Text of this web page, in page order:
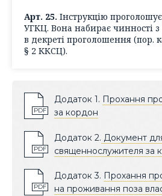
Арт. 25. Інструкцію
УГКЦ. Вона набирає чинності
в декреті проголошення (пор.
§ 2 ККСЦ).
PDF
Додаток 1. Прохання
за кордон
PDF
Додаток 2. Документ
священнослужителя за
PDF
Додаток 3. Прохання
на проживання поза